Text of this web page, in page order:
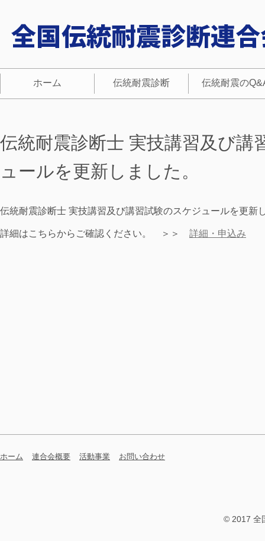
ホーム 伝統耐震診断 伝統耐震の
伝統耐震診断士 実技講習及び講
ュールを更新しました。
伝統耐震診断士 実技講習及び講習試験のスケジュールを更新
詳細はこちらからご確認ください。 ＞＞ 詳細・申込み
ホーム 連合会概要 活動事業 お問い合わせ
© 2017 全